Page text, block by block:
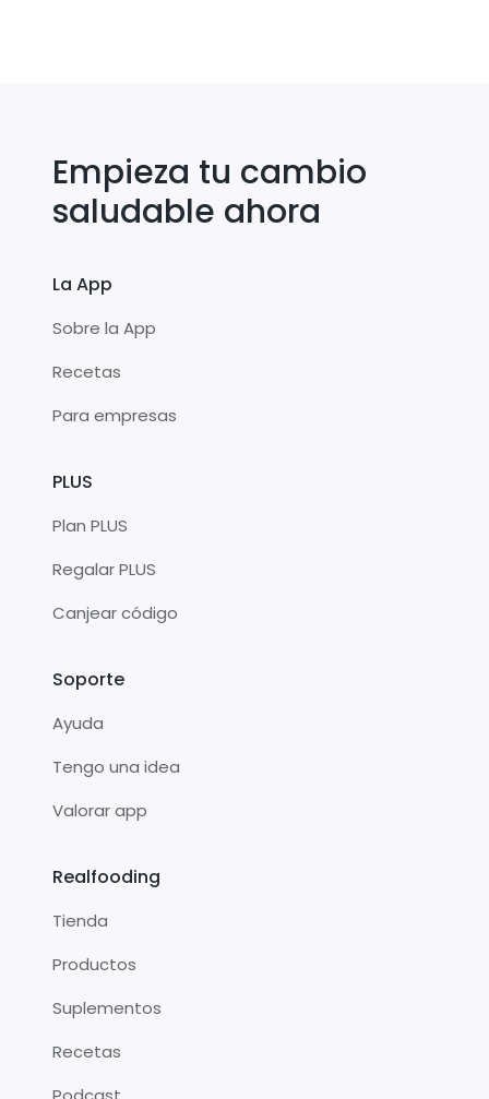
Empieza tu cambio
saludable ahora
La App
Sobre la App
Recetas
Para empresas
PLUS
Plan PLUS
Regalar PLUS
Canjear código
Soporte
Ayuda
Tengo una idea
Valorar app
Realfooding
Tienda
Productos
Suplementos
Recetas